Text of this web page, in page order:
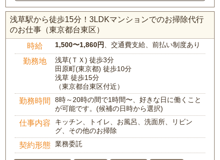
浅草駅から徒歩15分！3LDKマンションでのお掃除代行
のお仕事（東京都台東区）
時給 1,500〜1,860円、交通費支給、前払い制度あり
勤務地
浅草(ＴＸ) 徒歩3分
田原町(東京都) 徒歩10分
浅草 徒歩15分
（東京都台東区付近）
勤務時間
8時～20時の間で1時間〜、好きな日に働くこと
が可能です。(候補の日時から選択)
仕事内容
キッチン、トイレ、お風呂、洗面所、リビン
グ、その他のお掃除
契約形態 業務委託